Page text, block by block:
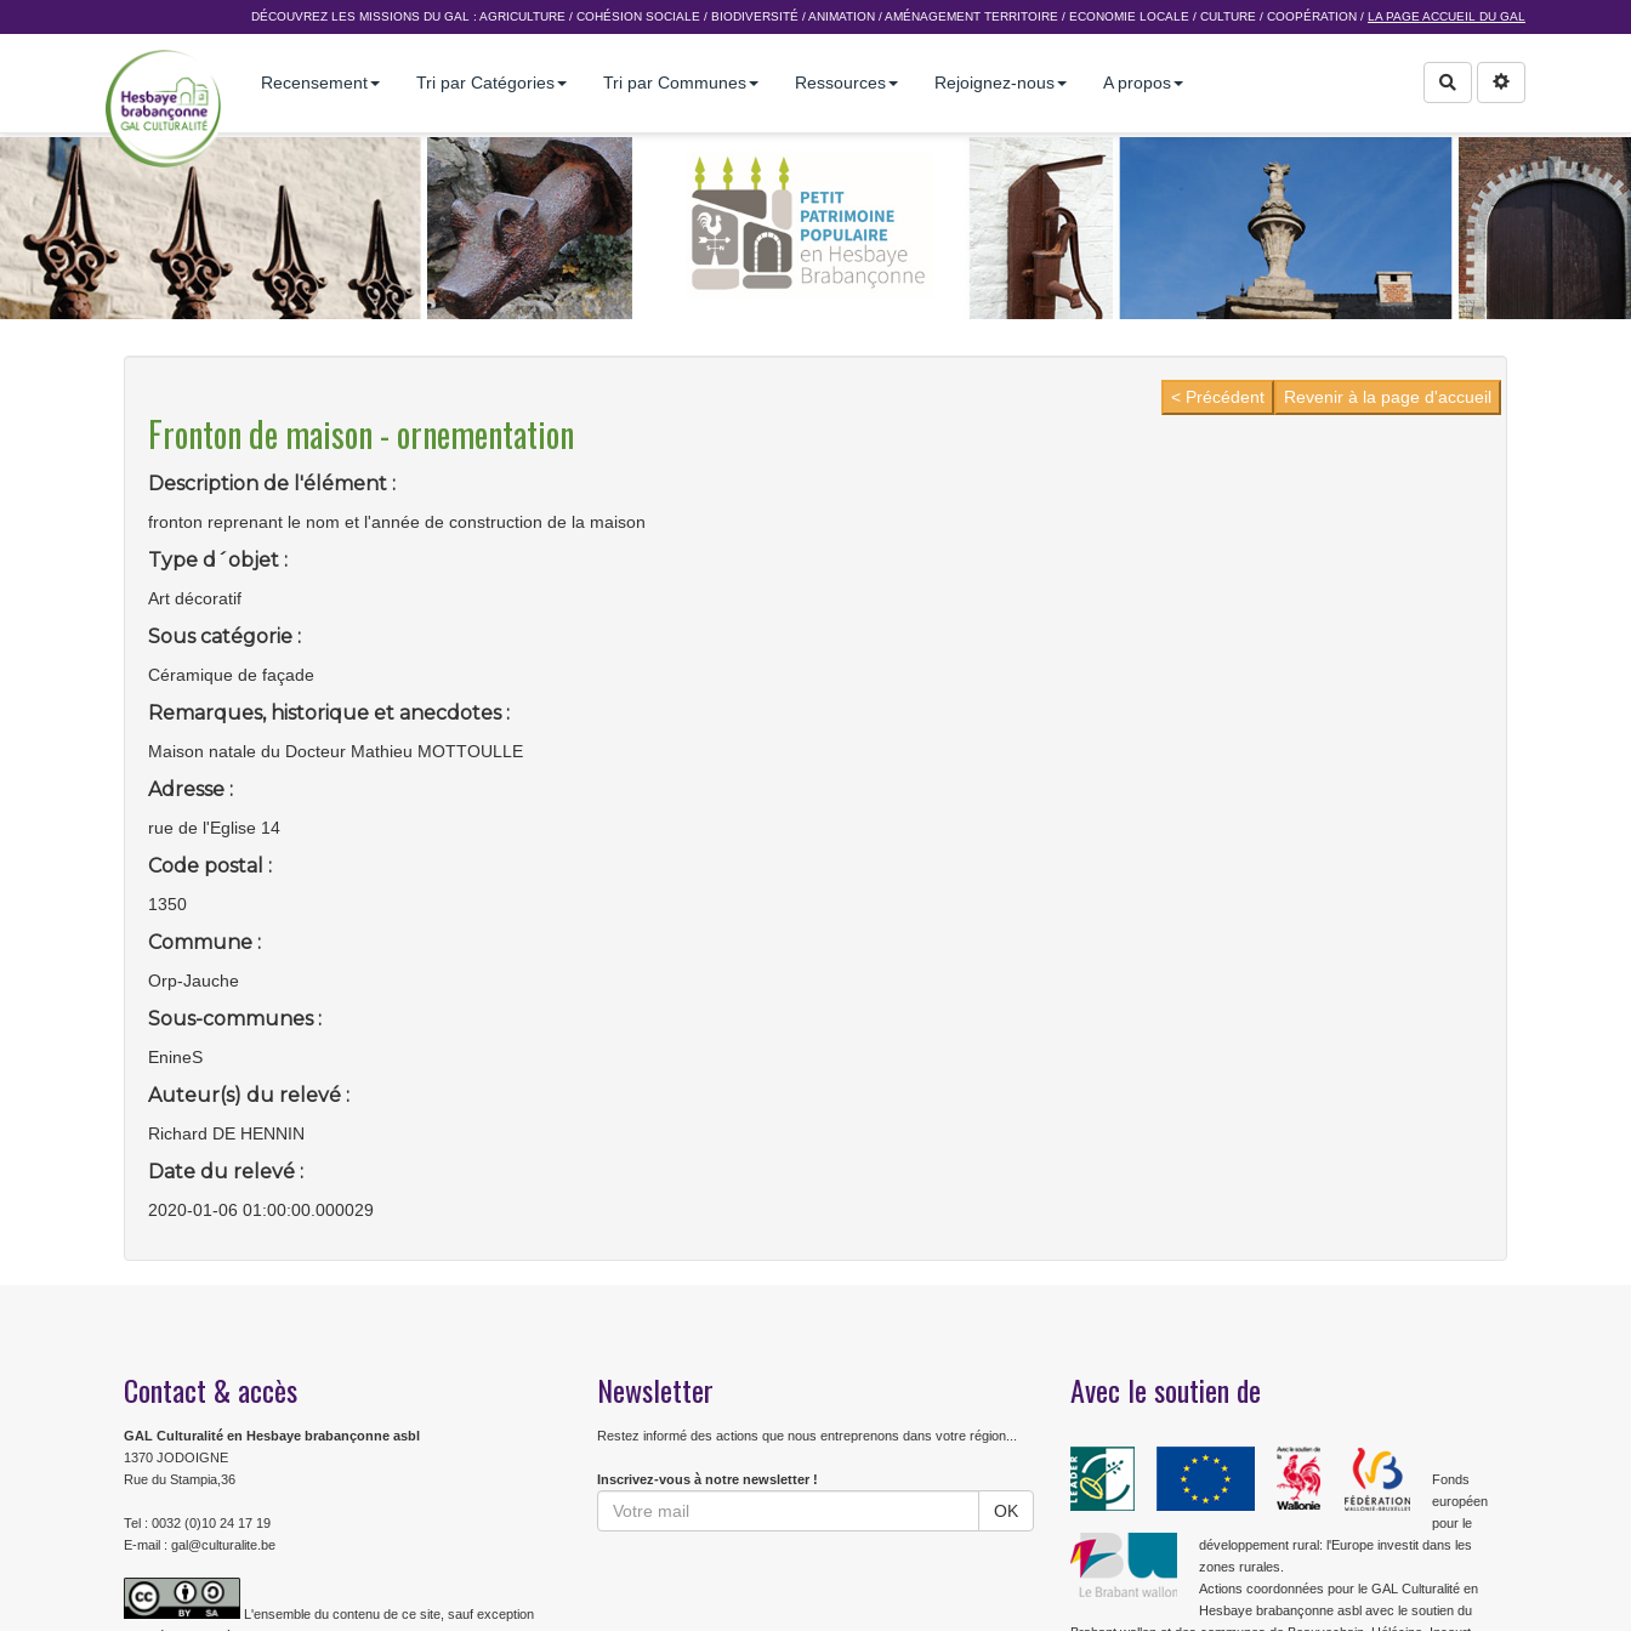
DÉCOUVREZ LES MISSIONS DU GAL : AGRICULTURE / COHÉSION SOCIALE / BIODIVERSITÉ /ANIMATION /AMÉNAGEMENT TERRITOIRE / ECONOMIE LOCALE / CULTURE / COOPÉRATION / LA PAGE ACCUEIL DU GAL
Recensement Tri par Catégories Tri par Communes Ressources Rejoignez-nous A propos Rechercher
Revenir à la page d'accueil
< Précédent
Fronton de maison - ornementation
Description de l'élément :
fronton reprenant le nom et l'année de construction de la maison
Type d´objet :
Art décoratif
Sous catégorie :
Céramique de façade
Remarques, historique et anecdotes :
Maison natale du Docteur Mathieu MOTTOULLE
Adresse :
rue de l'Eglise 14
Code postal :
1350
Commune :
Orp-Jauche
Sous-communes :
EnineS
Auteur(s) du relevé :
Richard DE HENNIN
Date du relevé :
2020-01-06 01:00:00.000029
Contact & accès
GAL Culturalité en Hesbaye brabançonne asbl
1370 JODOIGNE
Rue du Stampia,36
Tel : 0032 (0)10 24 17 19
E-mail : gal@culturalite.be
L'ensemble du contenu de ce site, sauf exception
Newsletter
Restez informé des actions que nous entreprenons dans votre région...
Inscrivez-vous à notre newsletter !
Avec le soutien de
Fonds
européen
pour le
développement rural: l'Europe investit dans les
zones rurales.
Actions coordonnées pour le GAL Culturalité en
Hesbaye brabançonne asbl avec le soutien du